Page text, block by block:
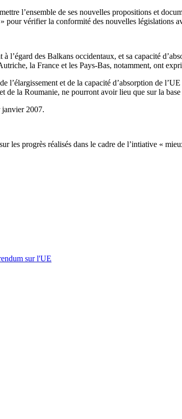
l’ensemble de ses nouvelles propositions et
pour vérifier la conformité des nouvelles législations
l’égard des Balkans occidentaux, et sa capacité
la France et les Pays-Bas, notamment, ont
l’élargissement et de la capacité d’absorption de
de la Roumanie, ne pourront avoir lieu que sur la
janvier 2007.
les progrès réalisés dans le cadre de l’intiative «
sur l'UE